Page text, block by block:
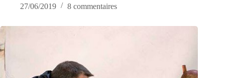
27/06/2019
8 commentaires